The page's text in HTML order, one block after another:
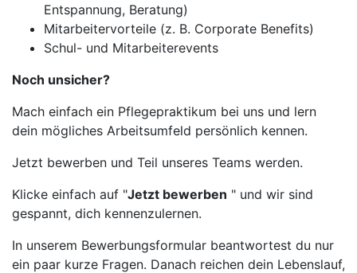
Entspannung, Beratung)
Mitarbeitervorteile (z. B. Corporate Benefits)
Schul- und Mitarbeiterevents
Noch unsicher?
Mach einfach ein Pflegepraktikum bei uns und lern
dein mögliches Arbeitsumfeld persönlich kennen.
Jetzt bewerben und Teil unseres Teams werden.
Klicke einfach auf "Jetzt bewerben " und wir sind
gespannt, dich kennenzulernen.
In unserem Bewerbungsformular beantwortest du nur
ein paar kurze Fragen. Danach reichen dein Lebenslauf,